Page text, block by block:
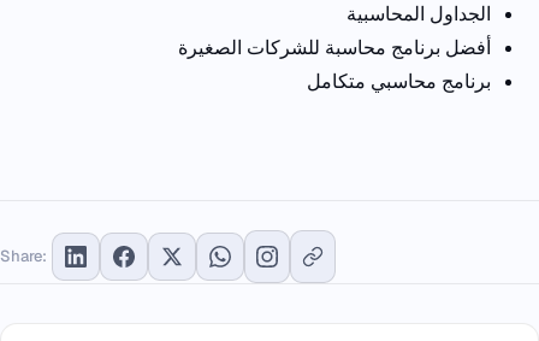
الجداول المحاسبية
أفضل برنامج محاسبة للشركات الصغيرة
برنامج محاسبي متكامل
Share: